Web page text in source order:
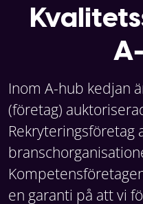
Inom A-hub kedjan
(företag)
Rekryteringsföretag
en garanti på att vi